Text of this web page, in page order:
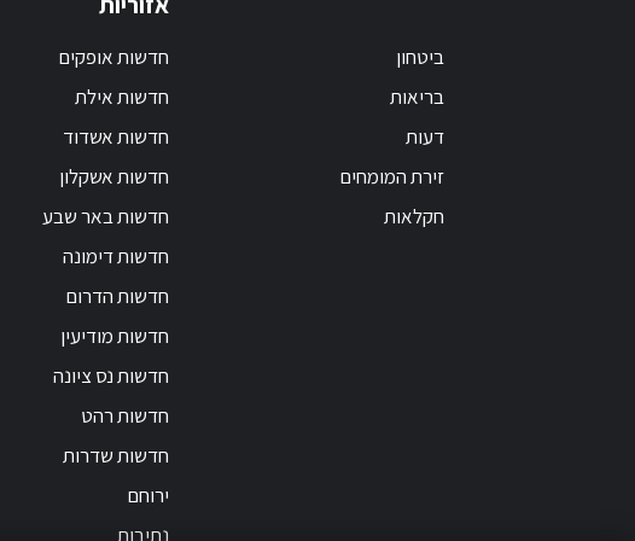
ביטחון
בריאות
דעות
זירת המומחים
חקלאות
חדשות אופקים
חדשות אילת
חדשות אשדוד
חדשות אשקלון
חדשות באר שבע
חדשות דימונה
חדשות הדרום
חדשות מודיעין
חדשות נס ציונה
חדשות רהט
חדשות שדרות
ירוחם
נתיבות